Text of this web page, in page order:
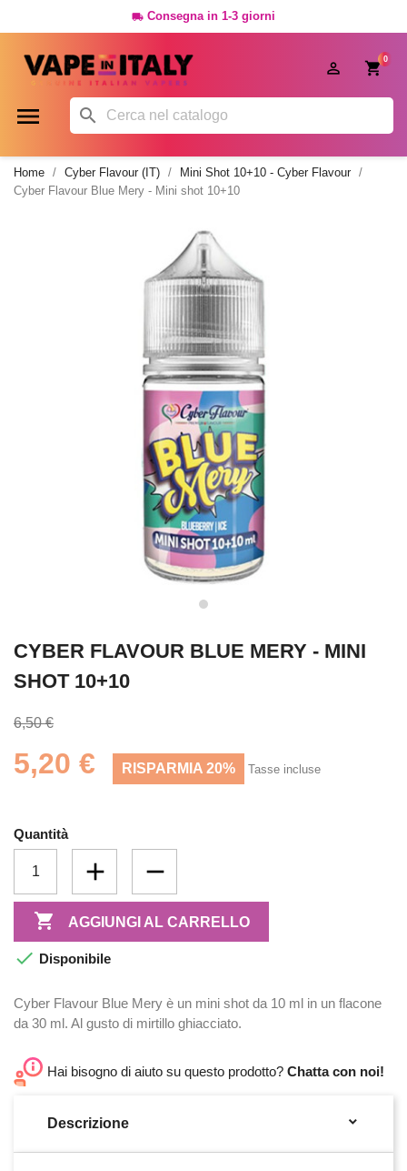
 Consegna in 1-3 giorni
0

 
Home Cyber Flavour (IT)
Mini Shot 10+10 - Cyber Flavour
Cyber Flavour Blue Mery - Mini shot 10+10
CYBER FLAVOUR BLUE MERY - MINI
SHOT 10+10
6,50 €
5,20 € RISPARMIA 20% Tasse incluse
Quantità
 AGGIUNGI AL CARRELLO
 Disponibile
Cyber Flavour Blue Mery è un mini shot da 10 ml in un flacone
da 30 ml. Al gusto di mirtillo ghiacciato.
Hai bisogno di aiuto su questo prodotto? Chatta con noi!
Descrizione 